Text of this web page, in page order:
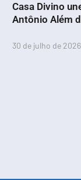
Casa Divino
Antônio Além
30 de julho de 2026